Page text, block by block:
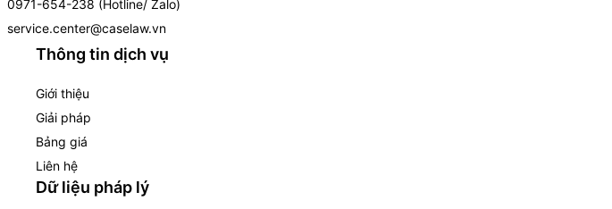
0971-654-238 (Hotline/ Zalo)
service.center@caselaw.vn
Thông tin dịch vụ
Giới thiệu
Giải pháp
Bảng giá
Liên hệ
Dữ liệu pháp lý